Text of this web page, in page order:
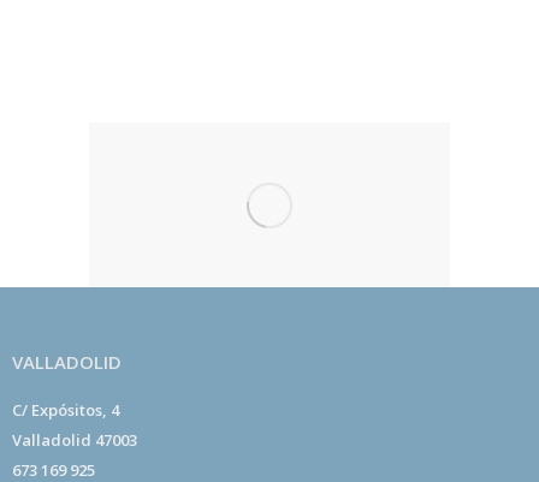
VALLADOLID
C/ Expósitos, 4
Valladolid 47003
673 169 925